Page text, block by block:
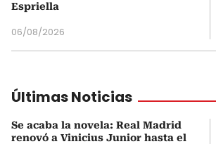
Espriella
06/08/2026
Últimas Noticias
Se acaba la novela: Real Madrid
renovó a Vinicius Junior hasta el